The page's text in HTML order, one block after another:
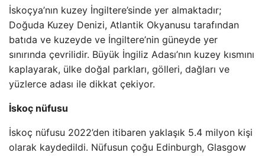
İskoçya’nın kuzey İngiltere’sinde yer almaktadır;
Doğuda Kuzey Denizi, Atlantik Okyanusu tarafından
batıda ve kuzeyde ve İngiltere’nin güneyde yer
sınırında çevrilidir. Büyük İngiliz Adası’nın kuzey kısmını
kaplayarak, ülke doğal parkları, gölleri, dağları ve
yüzlerce adası ile dikkat çekiyor.
İskoç nüfusu
İskoç nüfusu 2022’den itibaren yaklaşık 5.4 milyon kişi
olarak kaydedildi. Nüfusun çoğu Edinburgh, Glasgow